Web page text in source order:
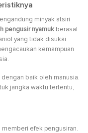
minyak atsiri
pengusir nyamuk berasal
yang tidak disukai
kemampuan
baik oleh manusia.
jangka waktu tertentu,
efek pengusiran.